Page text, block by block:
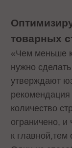
товарных
«Чем меньше
нужно
утверждают
рекомендация
количество
ограничено, и
к главной,тем